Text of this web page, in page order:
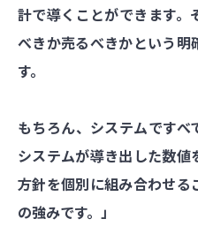
計で導くことができます。
べきか売るべきかという
す。
もちろん、システムですべ
システムが導き出した数
方針を個別に組み合わせ
の強みです。」